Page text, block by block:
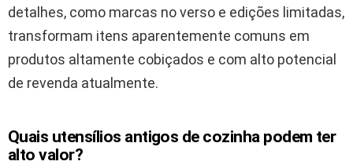
detalhes, como marcas no verso e edições limitadas,
transformam itens aparentemente comuns em
produtos altamente cobiçados e com alto potencial
de revenda atualmente.
Quais utensílios antigos de cozinha podem ter
alto valor?